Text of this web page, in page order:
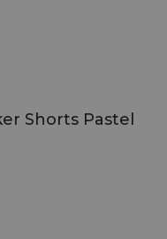
Shorts Pastel